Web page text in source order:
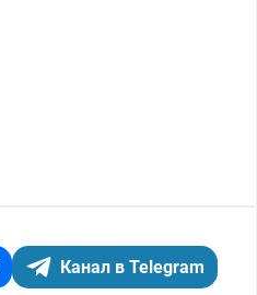
Канал в Telegram